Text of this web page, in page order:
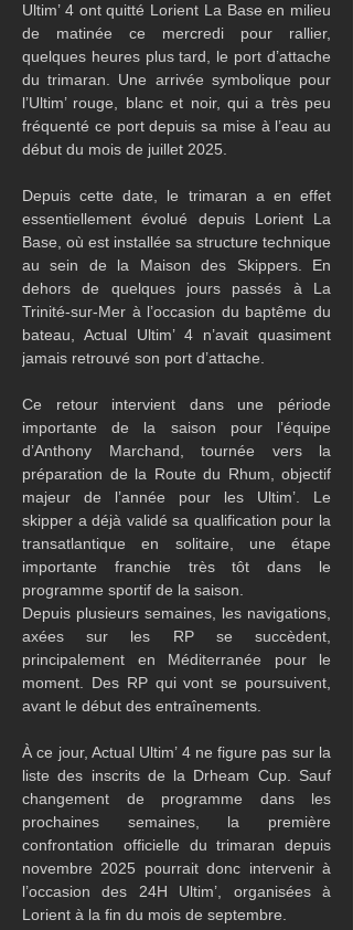
Ultim’ 4 ont quitté Lorient La Base en milieu
de matinée ce mercredi pour rallier,
quelques heures plus tard, le port d’attache
du trimaran. Une arrivée symbolique pour
l’Ultim’ rouge, blanc et noir, qui a très peu
fréquenté ce port depuis sa mise à l’eau au
début du mois de juillet 2025.
Depuis cette date, le trimaran a en effet
essentiellement évolué depuis Lorient La
Base, où est installée sa structure technique
au sein de la Maison des Skippers. En
dehors de quelques jours passés à La
Trinité-sur-Mer à l’occasion du baptême du
bateau, Actual Ultim’ 4 n’avait quasiment
jamais retrouvé son port d’attache.
Ce retour intervient dans une période
importante de la saison pour l’équipe
d’Anthony Marchand, tournée vers la
préparation de la Route du Rhum, objectif
majeur de l’année pour les Ultim’. Le
skipper a déjà validé sa qualification pour la
transatlantique en solitaire, une étape
importante franchie très tôt dans le
programme sportif de la saison.
Depuis plusieurs semaines, les navigations,
axées sur les RP se succèdent,
principalement en Méditerranée pour le
moment. Des RP qui vont se poursuivent,
avant le début des entraînements.
À ce jour, Actual Ultim’ 4 ne figure pas sur la
liste des inscrits de la Drheam Cup. Sauf
changement de programme dans les
prochaines semaines, la première
confrontation officielle du trimaran depuis
novembre 2025 pourrait donc intervenir à
l’occasion des 24H Ultim’, organisées à
Lorient à la fin du mois de septembre.